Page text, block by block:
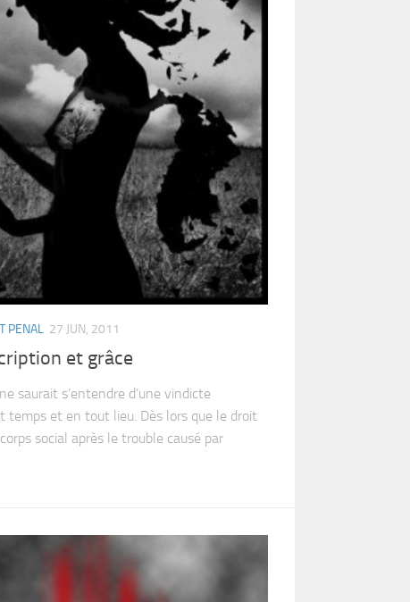
PENAL 27 JUN, 2011
et grâce
saurait s’entendre d’une vindicte
temps et en tout lieu. Dès lors que le droit
social après le trouble causé par